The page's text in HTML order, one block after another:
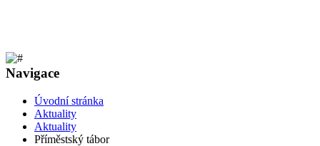
Navigace
Úvodní stránka
Aktuality
Aktuality
Příměstský tábor